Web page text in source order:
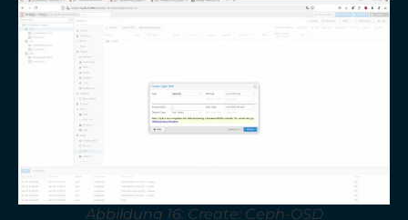
Abbildung 16: Create: Ceph-OSD